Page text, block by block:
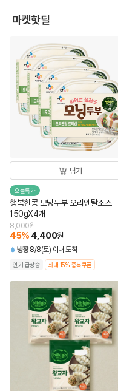
마켓핫딜
담기
오늘특가
행복한콩 모닝두부 오리엔탈소스
150gX4개
8,000원
45% 4,400원
냉장 8/8(토) 이내 도착
인기 급상승 최대 15% 중복쿠폰